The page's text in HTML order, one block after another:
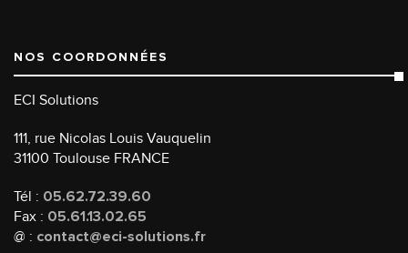
NOS COORDONNÉES
ECI Solutions
111, rue Nicolas Louis Vauquelin
31100 Toulouse FRANCE
Tél : 05.62.72.39.60
Fax : 05.61.13.02.65
@ : contact@eci-solutions.fr